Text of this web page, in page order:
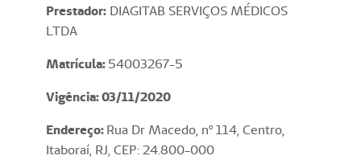
Prestador: DIAGITAB SERVIÇOS MÉDICOS
LTDA
Matrícula:54003267-5
Vigência: 03/11/2020
Endereço:Rua Dr Macedo, nº 114, Centro,
Itaboraí, RJ, CEP: 24.800-000